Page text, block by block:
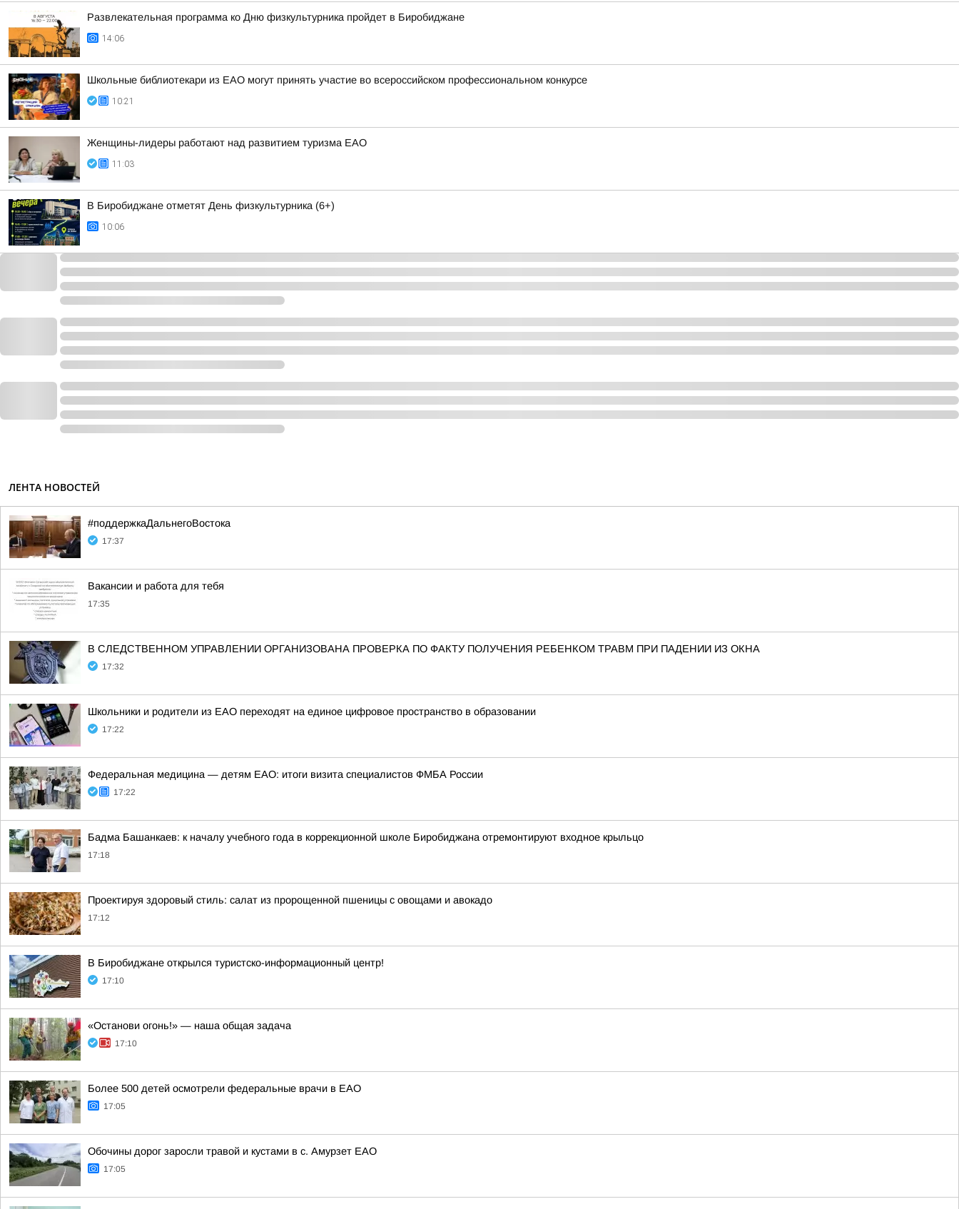
Развлекательная программа ко Дню физкультурника пройдет в Биробиджане
14:06
Школьные библиотекари из ЕАО могут принять участие во всероссийском профессиональном конкурсе
10:21
Женщины-лидеры работают над развитием туризма ЕАО
11:03
В Биробиджане отметят День физкультурника (6+)
10:06
ЛЕНТА НОВОСТЕЙ
#поддержкаДальнегоВостока
17:37
Вакансии и работа для тебя
17:35
В СЛЕДСТВЕННОМ УПРАВЛЕНИИ ОРГАНИЗОВАНА ПРОВЕРКА ПО ФАКТУ ПОЛУЧЕНИЯ РЕБЕНКОМ ТРАВМ ПРИ ПАДЕНИИ ИЗ ОКНА
17:32
Школьники и родители из ЕАО переходят на единое цифровое пространство в образовании
17:22
Федеральная медицина — детям ЕАО: итоги визита специалистов ФМБА России
17:22
Бадма Башанкаев: к началу учебного года в коррекционной школе Биробиджана отремонтируют входное крыльцо
17:18
Проектируя здоровый стиль: салат из пророщенной пшеницы с овощами и авокадо
17:12
В Биробиджане открылся туристско-информационный центр!
17:10
«Останови огонь!» — наша общая задача
17:10
Более 500 детей осмотрели федеральные врачи в ЕАО
17:05
Обочины дорог заросли травой и кустами в с. Амурзет ЕАО
17:05